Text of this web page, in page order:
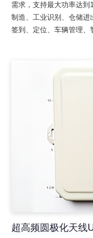
需求，支持最大功率达
制造、工业识别、仓储进
签到、定位、车辆管理、
超高频圆极化天线